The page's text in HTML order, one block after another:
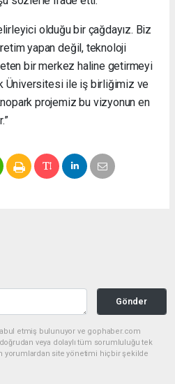
olduğu bir çağdayız. Biz
yapan değil, teknoloji
bir merkez haline getirmeyi
Üniversitesi ile iş birliğimiz ve
projemiz bu vizyonun en
Gönder
etmiş bulunuyor ve gophaber.com
veya dolaylı tüm sorumluluğu tek
yorumlardan site yönetimi hiçbir şekilde